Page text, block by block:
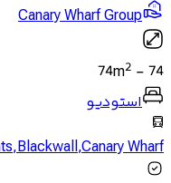
Canary Wharf Group
74
-
74m2
استودیو
,Blackwall,Canary Wharf